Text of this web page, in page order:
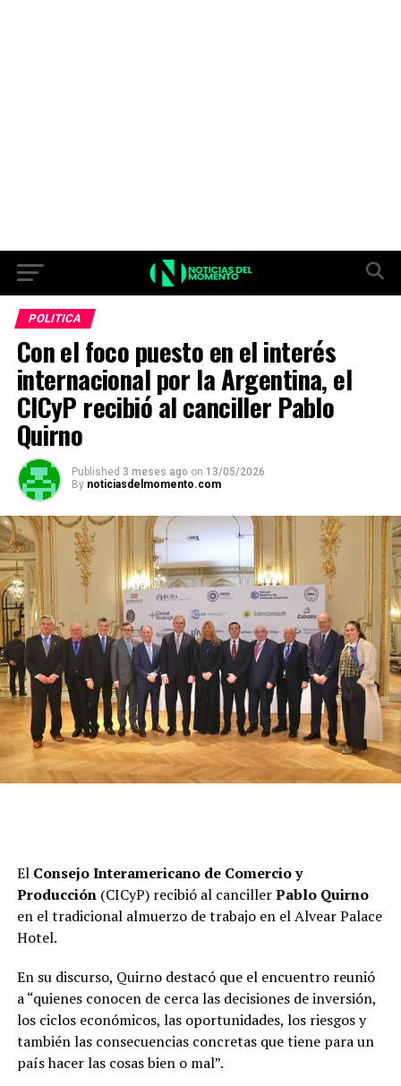
POLITICA
Con el foco puesto en el interés
internacional por la Argentina, el
CICyP recibió al canciller Pablo
Quirno
Published 3 meses ago on 13/05/2026
By noticiasdelmomento.com
ElConsejo Interamericano de Comercio y
Producción(CICyP) recibió al cancillerPablo Quirno
en el tradicional almuerzo de trabajo en el Alvear Palace
Hotel.
En su discurso, Quirno destacó que el encuentro reunió
a “quienes conocen de cerca las decisiones de inversión,
los ciclos económicos, las oportunidades, los riesgos y
también las consecuencias concretas que tiene para un
país hacer las cosas bien o mal”.